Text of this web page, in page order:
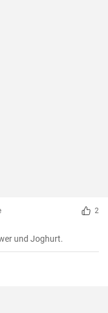
2
und Joghurt.